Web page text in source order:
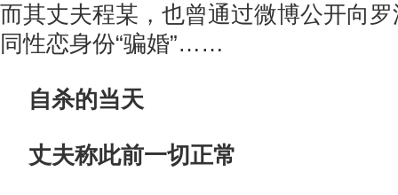
而其丈夫程某，也曾通过微博公开向
同性恋身份“骗婚”……
自杀的当天
丈夫称此前一切正常